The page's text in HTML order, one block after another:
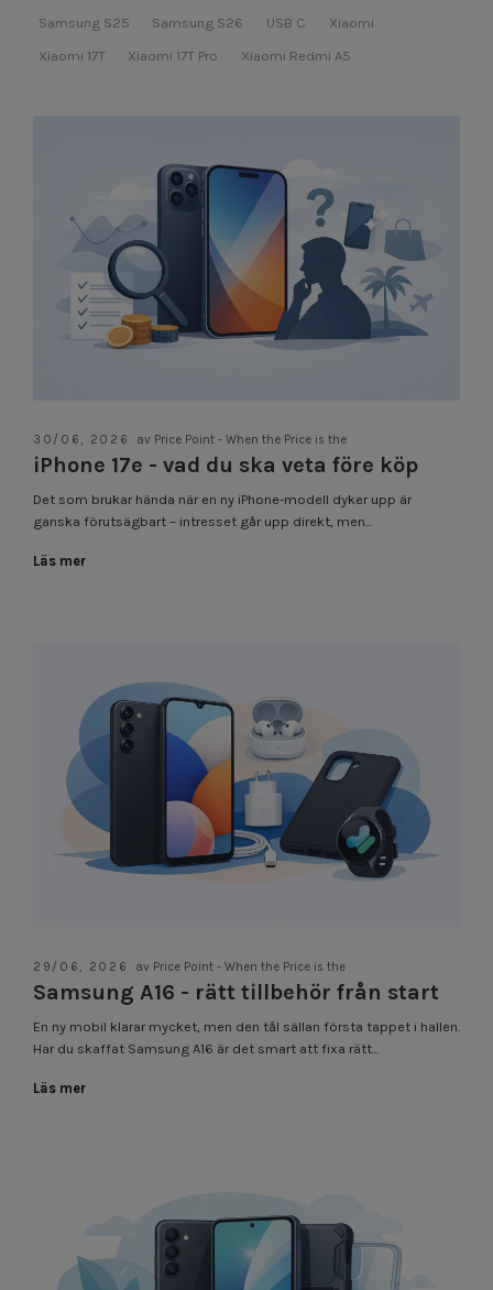
Samsung S25
Samsung S26 USB C
Xiaomi
Xiaomi 17T
Xiaomi 17T Pro Xiaomi Redmi A5
30/06, 2026 av Price Point - When the Price is the
iPhone 17e - vad du ska veta före köp
Det som brukar hända när en ny iPhone-modell dyker upp är
ganska förutsägbart – intresset går upp direkt, men...
Läs mer
29/06, 2026 av Price Point - When the Price is the
Samsung A16 - rätt tillbehör från start
En ny mobil klarar mycket, men den tål sällan första tappet i hallen.
Har du skaffat Samsung A16 är det smart att fixa rätt...
Läs mer